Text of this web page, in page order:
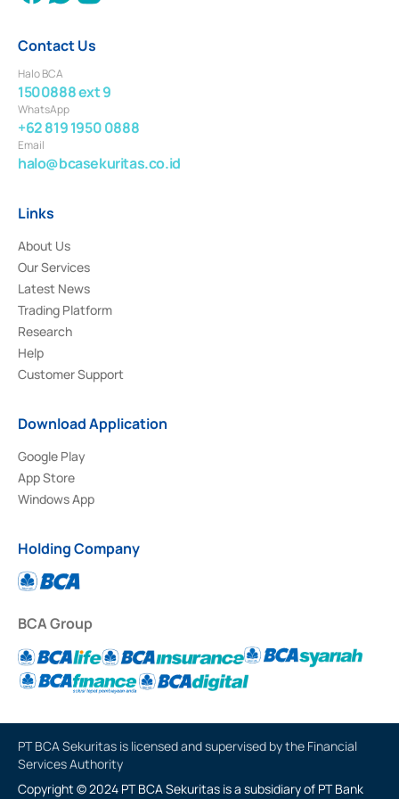
Contact Us
Halo BCA
1500888 ext 9
WhatsApp
+62 819 1950 0888
Email
halo@bcasekuritas.co.id
Links
About Us
Our Services
Latest News
Trading Platform
Research
Help
Customer Support
Download Application
Google Play
App Store
Windows App
Holding Company
BCA Group
PT BCA Sekuritas is licensed and supervised by the Financial
Services Authority
Copyright © 2024 PT BCA Sekuritas is a subsidiary of PT Bank